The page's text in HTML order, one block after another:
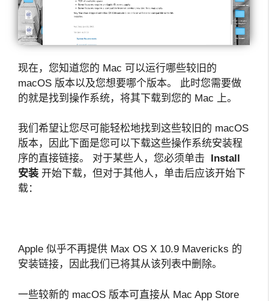
现在，您知道您的 Mac 可以运行哪些较旧的
macOS 版本以及您想要哪个版本。 此时您需要做
的就是找到操作系统，将其下载到您的 Mac 上。
我们希望让您尽可能轻松地找到这些较旧的 macOS
版本，因此下面是您可以下载这些操作系统安装程
序的直接链接。 对于某些人，您必须单击
Install
安装 开始下载，但对于其他人，单击后应该开始下
载：
Apple 似乎不再提供 Max OS X 10.9 Mavericks 的
安装链接，因此我们已将其从该列表中删除。
一些较新的 macOS 版本可直接从 Mac App Store